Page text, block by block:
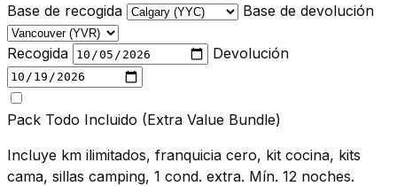
Base de recogida Base de devolución
Recogida Devolución
Pack Todo Incluido (Extra Value Bundle)
Incluye km ilimitados, franquicia cero, kit cocina, kits
cama, sillas camping, 1 cond. extra. Mín. 12 noches.